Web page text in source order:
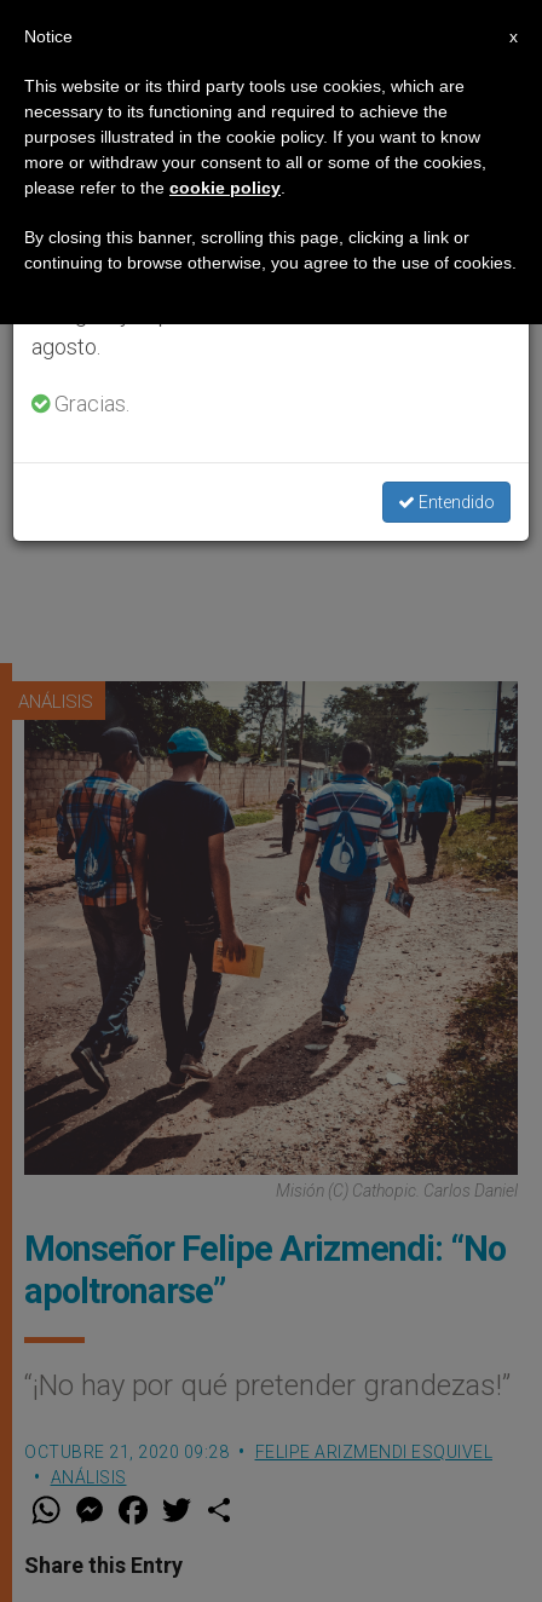
ANÁLISIS
Misión (C) Cathopic. Carlos Daniel
Monseñor Felipe Arizmendi: “No
apoltronarse”
“¡No hay por qué pretender grandezas!”
OCTUBRE 21, 2020 09:28
FELIPE ARIZMENDI ESQUIVEL
ANÁLISIS
W
t
s
M
e
s
e
F
a
e
b
w
Share this Entry
×
Aviso importante
Del 27 de julio al 7 de agosto haremos la pausa
anual, aprovechando que en el periodo de verano
se generan menos informaciones y también el
agosto.
Gracias.
Entendido
x
Notice
This website or its third party tools use cookies, which are
necessary to its functioning and required to achieve the
purposes illustrated in the cookie policy. If you want to know
more or withdraw your consent to all or some of the cookies,
please refer to the cookie policy
By closing this banner, scrolling this page, clicking a link or
continuing to browse otherwise, you agree to the use of cookies.